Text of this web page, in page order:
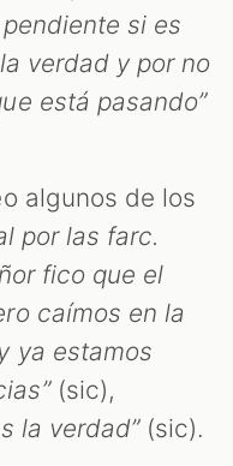
si es
verdad y por no
está pasando”
algunos de los
por las farc.
fico que el
caímos en la
ya estamos
(sic),
la verdad”(sic).